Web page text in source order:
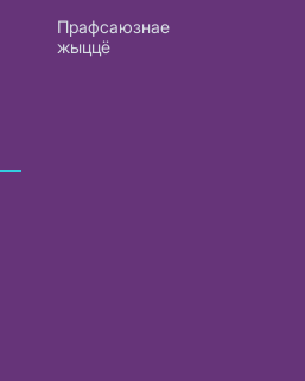
Прафсаюзнае
жыццё